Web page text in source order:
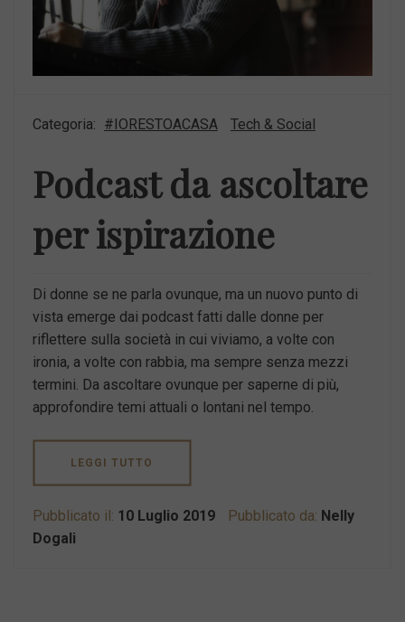
Categoria: #IORESTOACASA Tech & Social
Podcast da ascoltare
per ispirazione
Di donne se ne parla ovunque, ma un nuovo punto di
vista emerge dai podcast fatti dalle donne per
riflettere sulla società in cui viviamo, a volte con
ironia, a volte con rabbia, ma sempre senza mezzi
termini. Da ascoltare ovunque per saperne di più,
approfondire temi attuali o lontani nel tempo.
LEGGI TUTTO
Pubblicato il: 10 Luglio 2019 Pubblicato da: Nelly
Dogali